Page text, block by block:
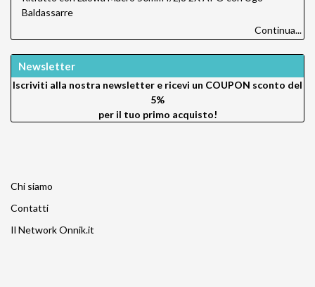
Baldassarre
Continua...
Newsletter
Iscriviti alla nostra newsletter e ricevi un COUPON sconto del
5%
per il tuo primo acquisto!
Chi siamo
Contatti
Il Network Onnik.it